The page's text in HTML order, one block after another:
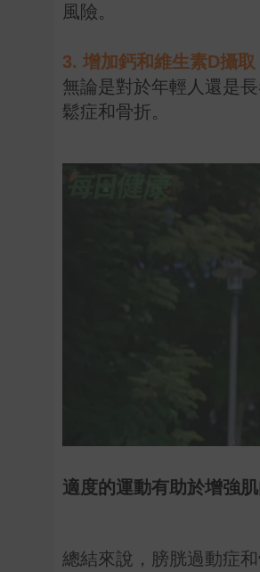
風險。
3. 增加鈣和維生素D攝取
無論是對於年輕人還是
鬆症和骨折。
適度的運動有助於增強
總結來說，膀胱過動症